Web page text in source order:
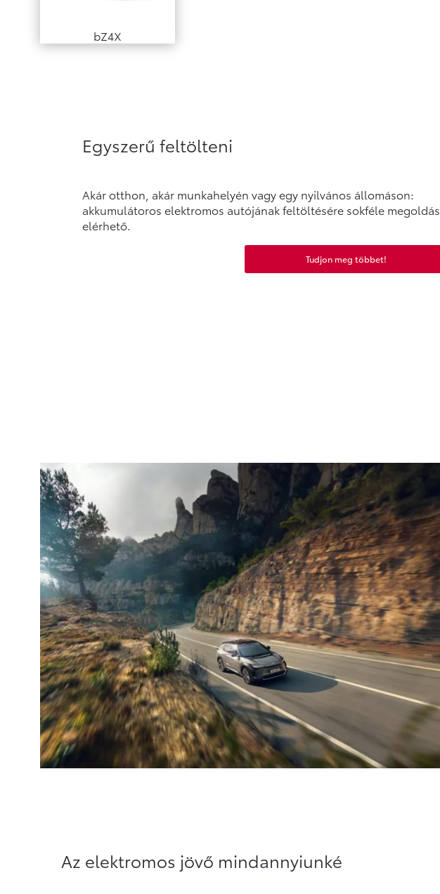
bZ4X
Egyszerű feltölteni
Akár otthon, akár munkahelyén vagy egy nyilvános állomáson:
akkumulátoros elektromos autójának feltöltésére sokféle megoldás
elérhető.
Tudjon meg többet!
Az elektromos jövő mindannyiunké